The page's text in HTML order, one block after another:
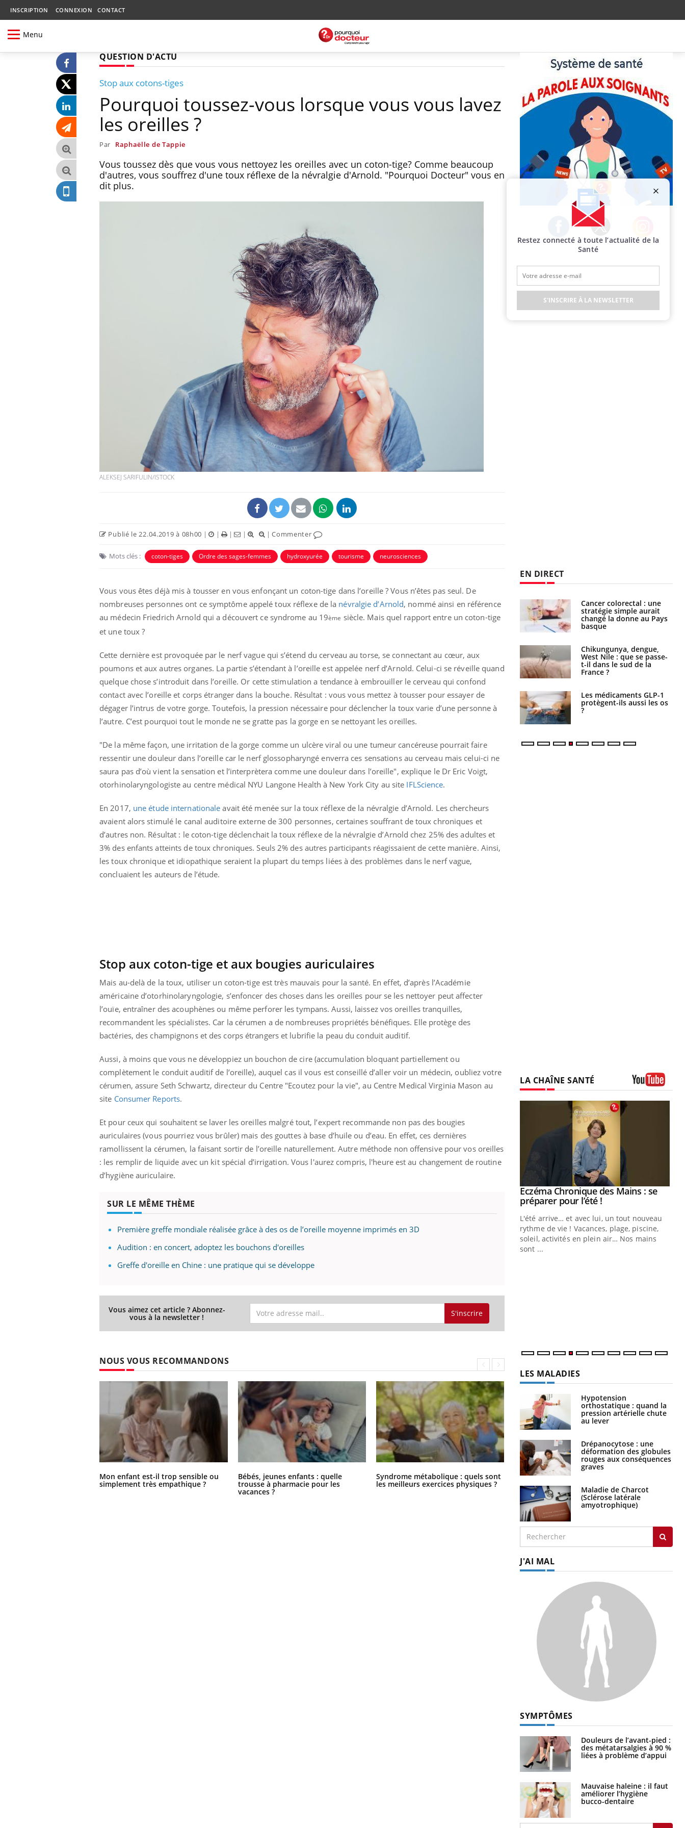
INSCRIPTION CONNEXION CONTACT
Menu
QUESTION D'ACTU
Stop aux cotons-tiges
Pourquoi toussez-vous lorsque vous vous lavez
les oreilles ?
Par Raphaëlle de Tappie
Vous toussez dès que vous vous nettoyez les oreilles avec un coton-tige? Comme beaucoup
d'autres, vous souffrez d'une toux réflexe de la névralgie d'Arnold. "Pourquoi Docteur" vous en
dit plus.
ALEKSEJ SARIFULIN/ISTOCK
Publié le 22.04.2019 à 08h00 | | | | |Commenter
Mots clés : coton-tiges Ordre des sages-femmes hydroxyurée tourisme neurosciences
Vous vous êtes déjà mis à tousser en vous enfonçant un coton-tige dans l’oreille ? Vous n’êtes pas seul. De
nombreuses personnes ont ce symptôme appelé toux réflexe de la névralgie d’Arnold, nommé ainsi en référence
au médecin Friedrich Arnold qui a découvert ce syndrome au 19ème siècle. Mais quel rapport entre un coton-tige
et une toux ?
Cette dernière est provoquée par le nerf vague qui s’étend du cerveau au torse, se connectant au cœur, aux
poumons et aux autres organes. La partie s’étendant à l’oreille est appelée nerf d’Arnold. Celui-ci se réveille quand
quelque chose s’introduit dans l’oreille. Or cette stimulation a tendance à embrouiller le cerveau qui confond
contact avec l’oreille et corps étranger dans la bouche. Résultat : vous vous mettez à tousser pour essayer de
dégager l’intrus de votre gorge. Toutefois, la pression nécessaire pour déclencher la toux varie d’une personne à
l’autre. C’est pourquoi tout le monde ne se gratte pas la gorge en se nettoyant les oreilles.
"De la même façon, une irritation de la gorge comme un ulcère viral ou une tumeur cancéreuse pourrait faire
ressentir une douleur dans l’oreille car le nerf glossopharyngé enverra ces sensations au cerveau mais celui-ci ne
saura pas d’où vient la sensation et l’interprètera comme une douleur dans l’oreille", explique le Dr Eric Voigt,
otorhinolaryngologiste au centre médical NYU Langone Health à New York City au site IFLScience.
En 2017, une étude internationale avait été menée sur la toux réflexe de la névralgie d’Arnold. Les chercheurs
avaient alors stimulé le canal auditoire externe de 300 personnes, certaines souffrant de toux chroniques et
d’autres non. Résultat : le coton-tige déclenchait la toux réflexe de la névralgie d’Arnold chez 25% des adultes et
3% des enfants atteints de toux chroniques. Seuls 2% des autres participants réagissaient de cette manière. Ainsi,
les toux chronique et idiopathique seraient la plupart du temps liées à des problèmes dans le nerf vague,
concluaient les auteurs de l’étude.
Stop aux coton-tige et aux bougies auriculaires
Mais au-delà de la toux, utiliser un coton-tige est très mauvais pour la santé. En effet, d’après l’Académie
américaine d’otorhinolaryngologie, s’enfoncer des choses dans les oreilles pour se les nettoyer peut affecter
l’ouïe, entraîner des acouphènes ou même perforer les tympans. Aussi, laissez vos oreilles tranquilles,
recommandent les spécialistes. Car la cérumen a de nombreuses propriétés bénéfiques. Elle protège des
bactéries, des champignons et des corps étrangers et lubrifie la peau du conduit auditif.
Aussi, à moins que vous ne développiez un bouchon de cire (accumulation bloquant partiellement ou
complètement le conduit auditif de l’oreille), auquel cas il vous est conseillé d’aller voir un médecin, oubliez votre
cérumen, assure Seth Schwartz, directeur du Centre "Ecoutez pour la vie", au Centre Medical Virginia Mason au
site Consumer Reports.
Et pour ceux qui souhaitent se laver les oreilles malgré tout, l’expert recommande non pas des bougies
auriculaires (vous pourriez vous brûler) mais des gouttes à base d’huile ou d’eau. En effet, ces dernières
ramollissent la cérumen, la faisant sortir de l’oreille naturellement. Autre méthode non offensive pour vos oreilles
: les remplir de liquide avec un kit spécial d’irrigation. Vous l'aurez compris, l'heure est au changement de routine
d’hygiène auriculaire.
SUR LE MÊME THÈME
Première greffe mondiale réalisée grâce à des os de l’oreille moyenne imprimés en 3D
Audition : en concert, adoptez les bouchons d'oreilles
Greffe d'oreille en Chine : une pratique qui se développe
Vous aimez cet article ? Abonnez-
vous à la newsletter ! S'inscrire
NOUS VOUS RECOMMANDONS
Mon enfant est-il trop sensible ou
simplement très empathique ?
Bébés, jeunes enfants : quelle
trousse à pharmacie pour les
vacances ?
Syndrome métabolique : quels sont
les meilleurs exercices physiques ?
Comment éviter une otite pendant
Facebook Twitter Instagram
EN DIRECT
Mon enfant est-il trop
sensible ou simplement
très empathique ?
quelle trousse à
pharmacie pour les
vacances ?
Syndrome métabolique :
quels sont les meilleurs
exercices physiques ?
Comment éviter une otite
détecté chez un touriste
en France
Mortalité infantile : un
son taux élevé en France
Grossesse à risque : ce jus
des chercheurs
écrans en vacances ?
Toujours connectés :
comment le travail
empiète de plus en plus
Cancer colorectal : une
stratégie simple aurait
changé la donne au Pays
basque
Chikungunya, dengue,
West Nile : que se passe-
t-il dans le sud de la
France ?
Les médicaments GLP-1
protègent-ils aussi les os
?
LA CHAÎNE SANTÉ
expliquer ma maladieYoutube
d'autres non ! D'un côté, poser des
même alopécie… Les symptômes de la
...
reste entourée d'idées reçues chez les
Youtube
Eczéma Chronique des Mains : se
préparer pour l’été !Youtube
L'été arrive… et avec lui, un tout nouveau
rythme de vie ! Vacances, plage, piscine,
soleil, activités en plein air… Nos mains
sont ...
LES MALADIES
Hypotension
orthostatique : quand la
pression artérielle chute
au lever
Drépanocytose : une
déformation des globules
rouges aux conséquences
graves
Maladie de Charcot
(Sclérose latérale
amyotrophique)
J'AI MAL
SYMPTÔMES
Douleurs de l’avant-pied :
des métatarsalgies à 90 %
liées à problème d’appui
Mauvaise haleine : il faut
améliorer l’hygiène
bucco-dentaire
Restez connecté à toute l’actualité de la
Santé
S'INSCRIRE À LA NEWSLETTER